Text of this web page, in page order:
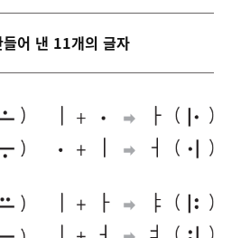
어 낸 11개의 글자